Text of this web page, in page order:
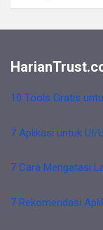
10 Tools Gratis
7 Aplikasi untuk UI/
7 Cara Mengatasi
7 Rekomendasi